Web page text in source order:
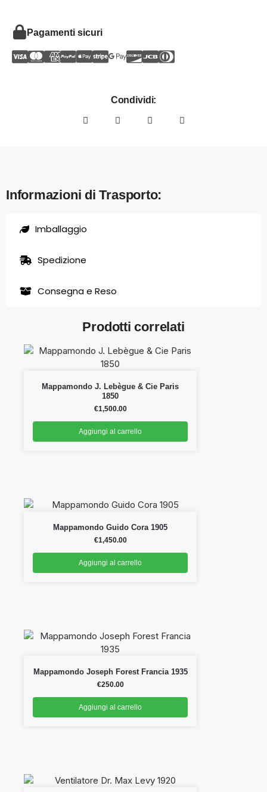
Pagamenti sicuri
Condividi:
Informazioni di Trasporto:
Imballaggio
Spedizione
Consegna e Reso
Prodotti correlati
Mappamondo J. Lebègue & Cie Paris
1850
€1,500.00
Aggiungi al carrello
Mappamondo Guido Cora 1905
€1,450.00
Aggiungi al carrello
Mappamondo Joseph Forest Francia 1935
€250.00
Aggiungi al carrello